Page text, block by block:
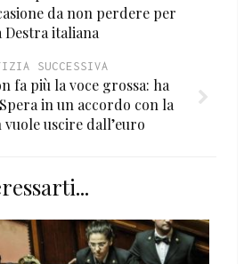
da non perdere per
Destra italiana
SUCCESSIVA
fa più la voce grossa: ha
in un accordo con la
vuole uscire dall’euro